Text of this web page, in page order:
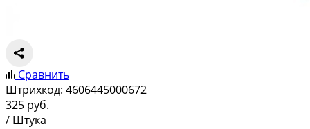
Сравнить
Штрихкод: 4606445000672
325 руб.
/ Штука